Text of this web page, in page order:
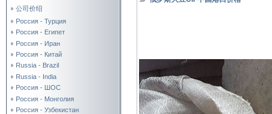
公司价绍
Россия - Турция
Россия - Египет
Россия - Иран
Россия - Китай
Russia - Brazil
Russia - India
Россия - ШОС
Россия - Монголия
Россия - Узбекистан